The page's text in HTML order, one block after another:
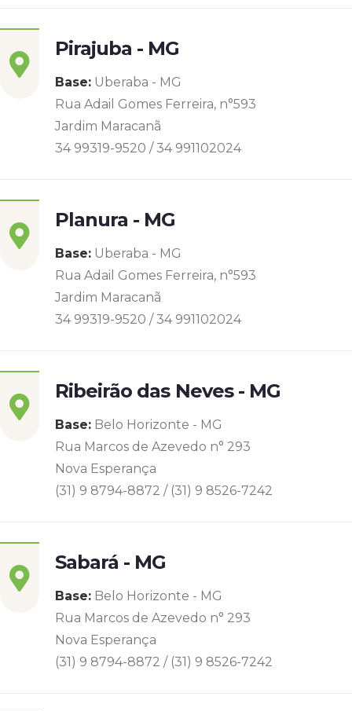
Pirajuba - MG
Base: Uberaba - MG
Rua Adail Gomes Ferreira, n°593
Jardim Maracanã
34 99319-9520 / 34 991102024
Planura - MG
Base: Uberaba - MG
Rua Adail Gomes Ferreira, n°593
Jardim Maracanã
34 99319-9520 / 34 991102024
Ribeirão das Neves - MG
Base: Belo Horizonte - MG
Rua Marcos de Azevedo n° 293
Nova Esperança
(31) 9 8794-8872 / (31) 9 8526-7242
Sabará - MG
Base: Belo Horizonte - MG
Rua Marcos de Azevedo n° 293
Nova Esperança
(31) 9 8794-8872 / (31) 9 8526-7242